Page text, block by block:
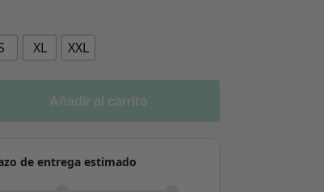
XL XXL
Añadir al carrito
de entrega estimado